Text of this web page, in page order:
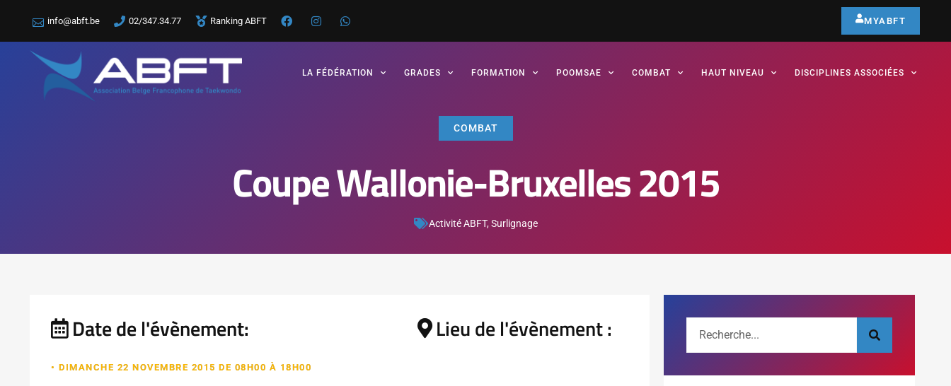
info@abft.be 02/347.34.77 Ranking ABFT MYABFT
LA FÉDÉRATION GRADES FORMATION POOMSAE COMBAT HAUT NIVEAU DISCIPLINES ASSOCIÉES
COMBAT
Coupe Wallonie-Bruxelles 2015
Activité ABFT,Surlignage
Date de l'évènement:
• DIMANCHE 22 NOVEMBRE 2015 DE 08H00 À 18H00
Lieu de l'évènement :